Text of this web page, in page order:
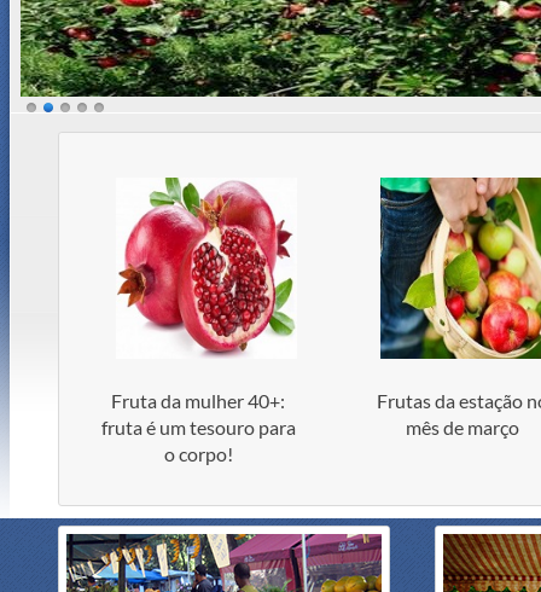
Fruta da mulher 40+:
fruta é um tesouro para
o corpo!
Frutas da estação
mês de março